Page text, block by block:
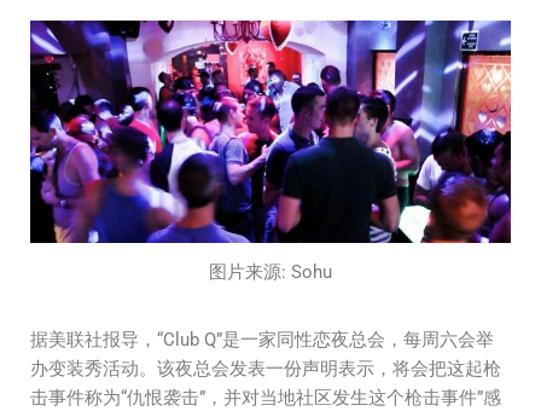
图片来源: Sohu
据美联社报导，“Club Q”是一家同性恋夜总会，每周六会举
办变装秀活动。该夜总会发表一份声明表示，将会把这起枪
击事件称为“仇恨袭击”，并对当地社区发生这个枪击事件”感